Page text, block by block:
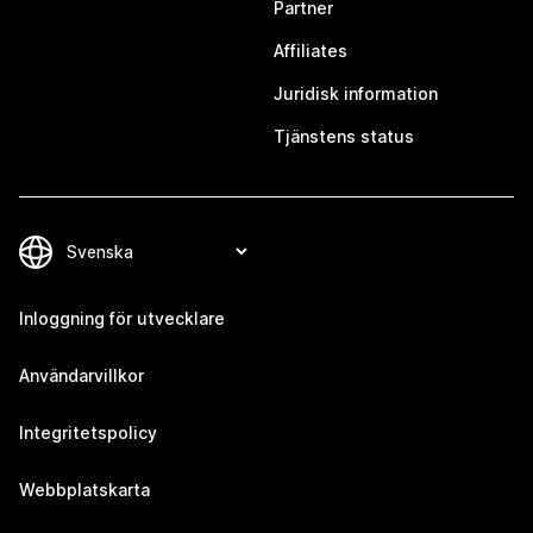
Partner
Affiliates
Juridisk information
Tjänstens status
Inloggning för utvecklare
Användarvillkor
Integritetspolicy
Webbplatskarta